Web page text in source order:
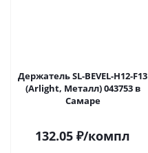
Держатель SL-BEVEL-H12-F13
(Arlight, Металл) 043753 в
Самаре
132.05 ₽/компл